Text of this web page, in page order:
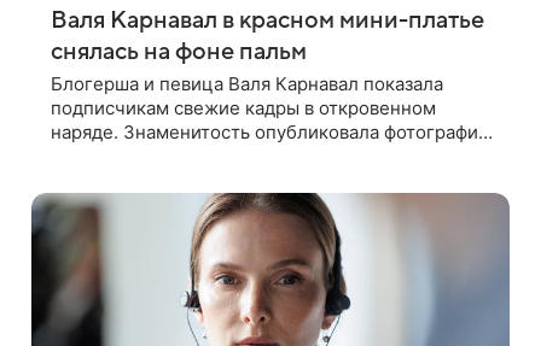
Валя Карнавал в красном мини-платье
снялась на фоне пальм
Блогерша и певица Валя Карнавал показала
подписчикам свежие кадры в откровенном
наряде. Знаменитость опубликовала фотографию